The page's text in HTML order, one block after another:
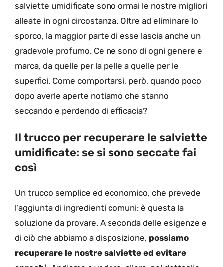
salviette umidificate sono ormai le nostre migliori
alleate in ogni circostanza. Oltre ad eliminare lo
sporco, la maggior parte di esse lascia anche un
gradevole profumo. Ce ne sono di ogni genere e
marca, da quelle per la pelle a quelle per le
superfici. Come comportarsi, però, quando poco
dopo averle aperte notiamo che stanno
seccando e perdendo di efficacia?
Il trucco per recuperare le salviette
umidificate: se si sono seccate fai
così
Un trucco semplice ed economico, che prevede
l’aggiunta di ingredienti comuni: è questa la
soluzione da provare. A seconda delle esigenze e
di ciò che abbiamo a disposizione, possiamo
recuperare le nostre salviette ed evitare